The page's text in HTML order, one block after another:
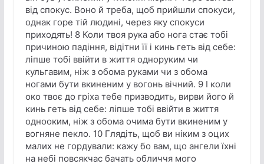
від спокус. Воно й треба, щоб прийшли спокуси,
однак горе тій людині, через яку спокуси
приходять! 8 Коли твоя рука або нога стає тобі
причиною падіння, відітни її і кинь геть від себе:
ліпше тобі ввійти в життя одноруким чи
кульгавим, ніж з обома руками чи з обома
ногами бути вкиненим у вогонь вічний. 9 І коли
око твоє до гріха тебе призводить, вирви його й
кинь геть від себе: ліпше тобі ввійти в життя
однооким, ніж з обома очима бути вкиненим у
вогняне пекло. 10 Глядіть, щоб ви ніким з оцих
малих не гордували: кажу бо вам, що ангели їхні
на небі повсякчас бачать обличчя мого